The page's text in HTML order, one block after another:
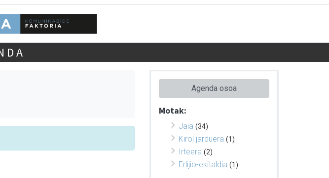
Agenda osoa
Motak:
Jaia (34)
Kirol jarduera (1)
Irteera (2)
Erlijio-ekitaldia (1)